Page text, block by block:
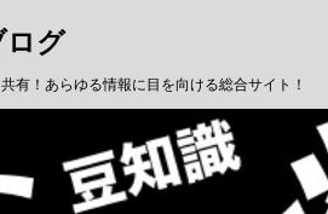
ログ
有！あらゆる情報に目を向ける総合サイト！